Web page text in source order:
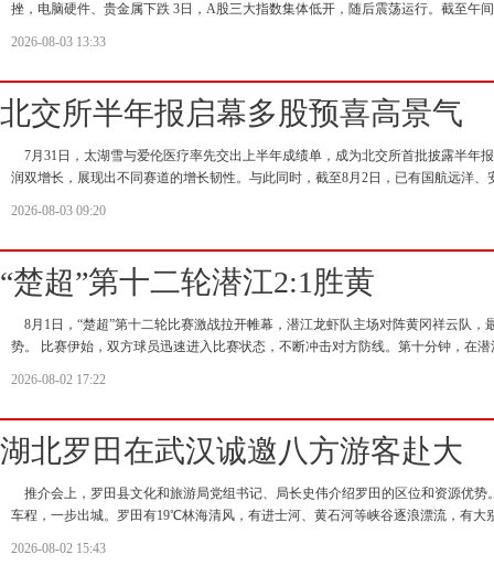
挫，电脑硬件、贵金属下跌 3日，A股三大指数集体低开，随后震荡运行。截至午
2026-08-03 13:33
北交所半年报启幕多股预喜高景气
7月31日，太湖雪与爱伦医疗率先交出上半年成绩单，成为北交所首批披露半年
润双增长，展现出不同赛道的增长韧性。与此同时，截至8月2日，已有国航远洋、
2026-08-03 09:20
“楚超”第十二轮潜江2:1胜黄
8月1日，“楚超”第十二轮比赛激战拉开帷幕，潜江龙虾队主场对阵黄冈祥云队，
势。 比赛伊始，双方球员迅速进入比赛状态，不断冲击对方防线。第十分钟，在
2026-08-02 17:22
湖北罗田在武汉诚邀八方游客赴大
推介会上，罗田县文化和旅游局党组书记、局长史伟介绍罗田的区位和资源优势
车程，一步出城。罗田有19℃林海清风，有进士河、黄石河等峡谷逐浪漂流，有大
2026-08-02 15:43